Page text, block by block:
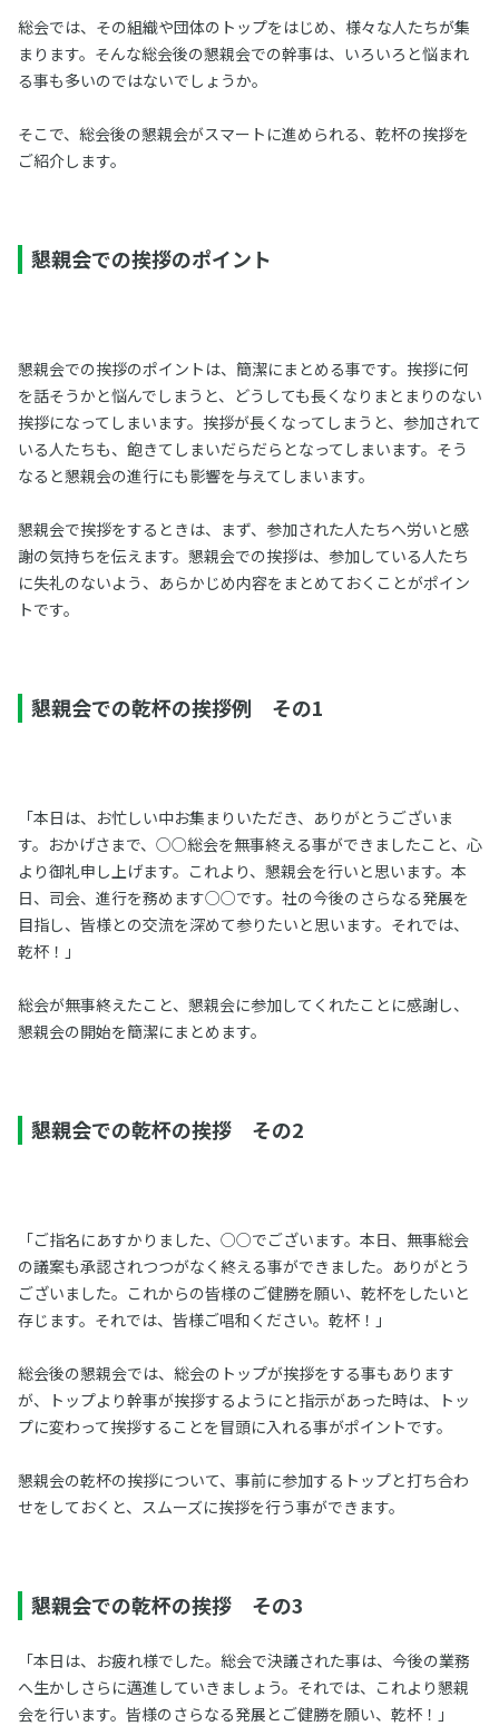
総会では、その組織や団体のトップをはじめ、様々な人たちが集
まります。そんな総会後の懇親会での幹事は、いろいろと悩まれ
る事も多いのではないでしょうか。
そこで、総会後の懇親会がスマートに進められる、乾杯の挨拶を
ご紹介します。
懇親会での挨拶のポイント
懇親会での挨拶のポイントは、簡潔にまとめる事です。挨拶に何
を話そうかと悩んでしまうと、どうしても長くなりまとまりのない
挨拶になってしまいます。挨拶が長くなってしまうと、参加されて
いる人たちも、飽きてしまいだらだらとなってしまいます。そう
なると懇親会の進行にも影響を与えてしまいます。
懇親会で挨拶をするときは、まず、参加された人たちへ労いと感
謝の気持ちを伝えます。懇親会での挨拶は、参加している人たち
に失礼のないよう、あらかじめ内容をまとめておくことがポイン
トです。
懇親会での乾杯の挨拶例 その1
「本日は、お忙しい中お集まりいただき、ありがとうございま
す。おかげさまで、○○総会を無事終える事ができましたこと、心
より御礼申し上げます。これより、懇親会を行いと思います。本
日、司会、進行を務めます○○です。社の今後のさらなる発展を
目指し、皆様との交流を深めて参りたいと思います。それでは、
乾杯！」
総会が無事終えたこと、懇親会に参加してくれたことに感謝し、
懇親会の開始を簡潔にまとめます。
懇親会での乾杯の挨拶 その2
「ご指名にあすかりました、○○でございます。本日、無事総会
の議案も承認されつつがなく終える事ができました。ありがとう
ございました。これからの皆様のご健勝を願い、乾杯をしたいと
存じます。それでは、皆様ご唱和ください。乾杯！」
総会後の懇親会では、総会のトップが挨拶をする事もあります
が、トップより幹事が挨拶するようにと指示があった時は、トッ
プに変わって挨拶することを冒頭に入れる事がポイントです。
懇親会の乾杯の挨拶について、事前に参加するトップと打ち合わ
せをしておくと、スムーズに挨拶を行う事ができます。
懇親会での乾杯の挨拶 その3
「本日は、お疲れ様でした。総会で決議された事は、今後の業務
へ生かしさらに邁進していきましょう。それでは、これより懇親
会を行います。皆様のさらなる発展とご健勝を願い、乾杯！」